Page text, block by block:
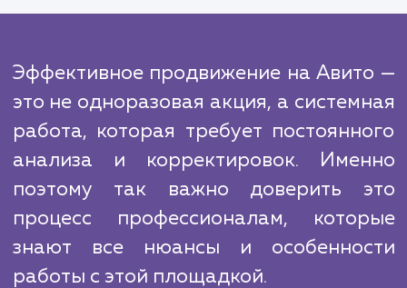
различные стратегии и алгоритмы,
статусом продавца, для того чтобы
привлечь максимальное количество
Наконец, мы проводим постоянный
и анализ результатов. Это позволяет
быстро вносить корректировки в
продвижения, если это
оптимизировать результаты.